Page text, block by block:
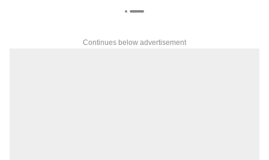
Continues below advertisement